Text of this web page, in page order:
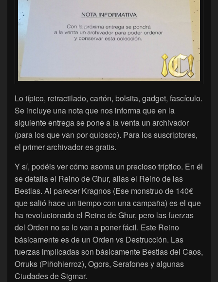
Lo típico, retractilado, cartón, bolsita, gadget, fascículo.
Se incluye una nota que nos informa que en la
siguiente entrega se pone a la venta un archivador
(para los que van por quiosco). Para los suscriptores,
el primer archivador es gratis.
Y sí, podéis ver cómo asoma un precioso tríptico. En él
se detalla el Reino de Ghur, alias el Reino de las
Bestias. Al parecer Kragnos (Ese monstruo de 140€
que salió hace un tiempo con una campaña) es el que
ha revolucionado el Reino de Ghur, pero las fuerzas
del Orden no se lo van a poner fácil. Este Reino
básicamente es de un Orden vs Destrucción. Las
fuerzas implicadas son básicamente Bestias del Caos,
Orruks (Piñohierroz), Ogors, Serafones y algunas
Ciudades de Sigmar.